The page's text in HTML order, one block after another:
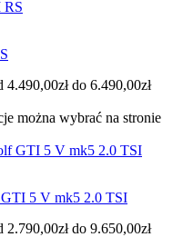
4.490,00zł do 6.490,00zł
można wybrać na stronie
5 V mk5 2.0 TSI
2.790,00zł do 9.650,00zł